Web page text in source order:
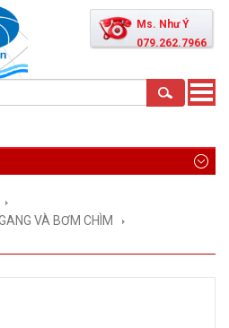
Ms. Như Ý
079.262.7966
Toggle
VÀ BƠM CHÌM